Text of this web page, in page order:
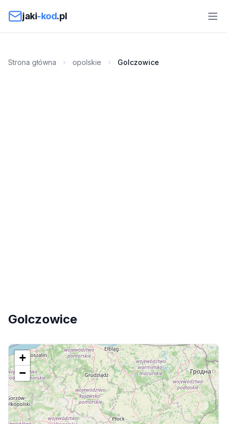
jaki-kod.pl
Strona główna opolskie Golczowice
Golczowice
+
−